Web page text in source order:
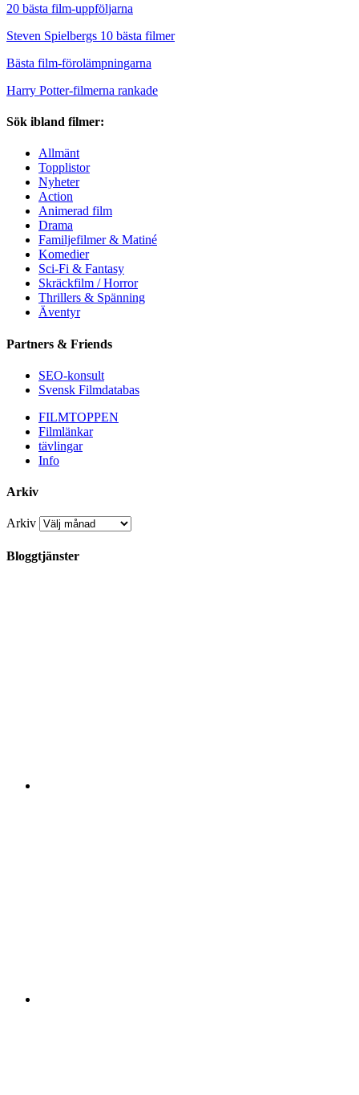
20 bästa film-uppföljarna
Steven Spielbergs 10 bästa filmer
Bästa film-förolämpningarna
Harry Potter-filmerna rankade
Sök ibland filmer:
Allmänt
Topplistor
Nyheter
Action
Animerad film
Drama
Familjefilmer & Matiné
Komedier
Sci-Fi & Fantasy
Skräckfilm / Horror
Thrillers & Spänning
Äventyr
Partners & Friends
SEO-konsult
Svensk Filmdatabas
FILMTOPPEN
Filmlänkar
tävlingar
Info
Arkiv
Arkiv
Bloggtjänster